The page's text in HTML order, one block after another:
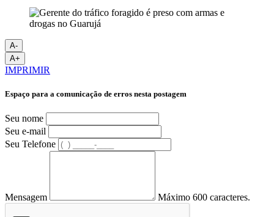
A-
A+
IMPRIMIR
Espaço para a comunicação de erros nesta postagem
Seu nome
Seu e-mail
Seu Telefone
Mensagem Máximo 600 caracteres.